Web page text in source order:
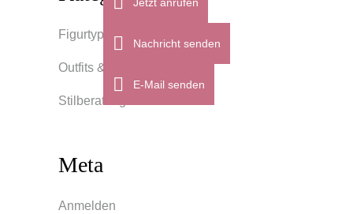
Figurtypen
Outfits & Styles
Stilberatung
Meta
Anmelden
Nachricht senden
E-Mail senden